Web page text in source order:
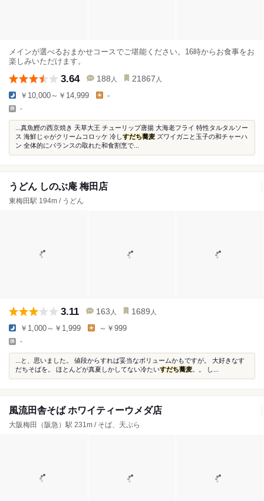
メインが選べるおまかせコースでご堪能ください。16時からお食事をお
楽しみいただけます。
3.64 188 人 21867 人
￥10,000～￥14,999 -
-
...真魚鰹の西京焼き 天草大王 チューリップ唐揚 大海老フライ 特性タルタルソー
ス 海鮮じゃがクリームコロッケ 冷しすだち蕎麦 ズワイガニと玉子の和チャーハ
ン 全体的にバランスの取れた和食割烹で...
うどん しのぶ庵 梅田店
東梅田駅 194m / うどん
3.11 163 人 1689 人
￥1,000～￥1,999 ～￥999
-
...と、思いました。 値段からすれば妥当なボリュームかもですが。 大好きなす
だちそばを。 ほとんどが真夏しかしてない冷たいすだち蕎麦 。。 し...
風流田舎そば ホワイティーウメダ店
大阪梅田（阪急）駅 231m / そば、天ぷら